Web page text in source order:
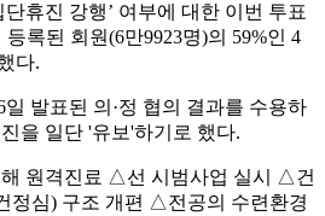
단휴진 강행’ 여부에 대한 이번 투표
록된 회원(6만9923명)의 59%인 4
다.
발표된 의·정 협의 결과를 수용하
을 일단 '유보'하기로 했다.
원격진료 △선 시범사업 실시 △건
정심) 구조 개편 △전공의 수련환경